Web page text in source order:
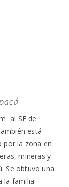
al SE de
está
por la zona en
mineras y
Se obtuvo una
la familia